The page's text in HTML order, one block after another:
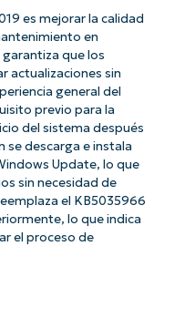
es mejorar la calidad
en
que los
actualizaciones sin
general del
previo para la
del sistema después
se descarga e instala
Update, lo que
sin necesidad de
el KB5035966
lo que indica
el proceso de